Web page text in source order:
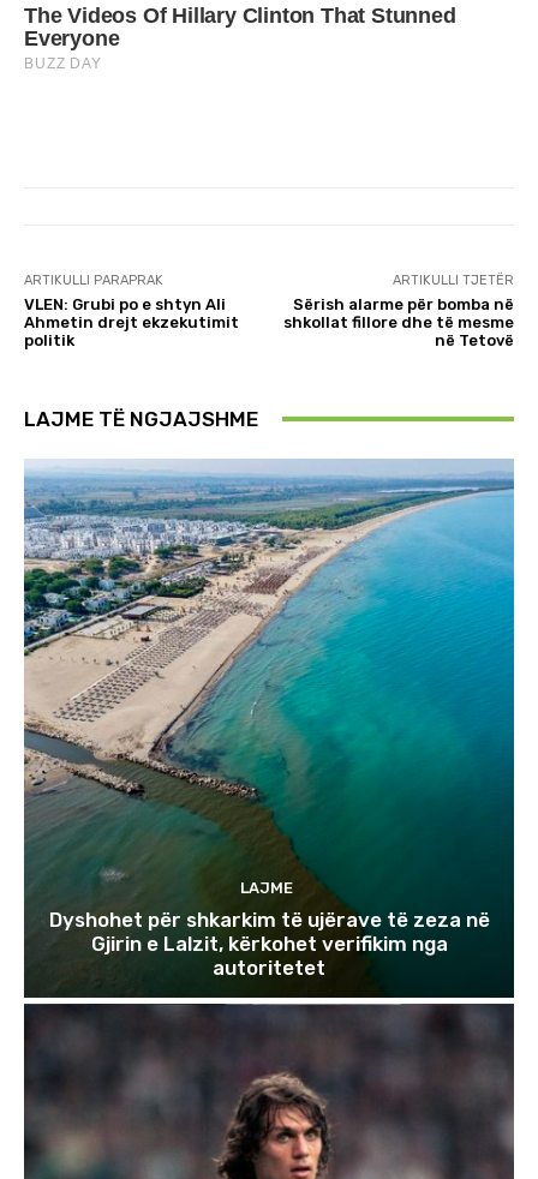
ARTIKULLI PARAPRAK
VLEN: Grubi po e shtyn Ali
Ahmetin drejt ekzekutimit
politik
ARTIKULLI TJETËR
Sërish alarme për bomba në
shkollat fillore dhe të mesme
në Tetovë
LAJME TË NGJAJSHME
LAJME
Dyshohet për shkarkim të ujërave të zeza në
Gjirin e Lalzit, kërkohet verifikim nga
autoritetet